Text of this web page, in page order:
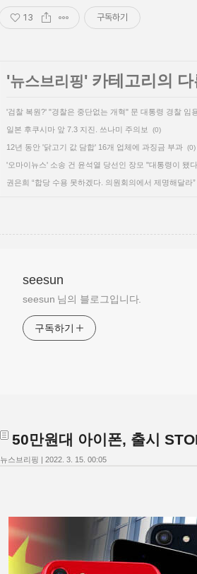
13 구독하기
'뉴스브리핑' 카테고리의
'검찰 복원?' "경찰은 중단없는 개혁" 문 대통령 경찰 임
일본 후쿠시마 앞 7.3 지진. 쓰나미 주의보 (0)
12년 동안 '닭고기 값 담합' 16개 업체에 과징금 부과 (0)
'오마이뉴스' 소송 건 윤석열 당선인 장모 "대통령이 됐
권은희 “합당 수용 못하겠다. 의원회의에서 제명해달라”
seesun
seesun 님의 블로그입니다.
구독하기
50만원대 아이폰, 출시
뉴스브리핑 2022. 3. 15. 00:05